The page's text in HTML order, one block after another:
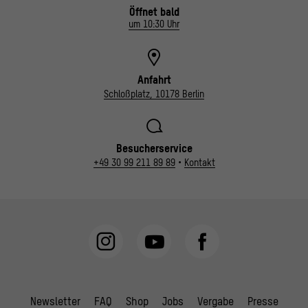
Öffnet bald
um 10:30 Uhr
Anfahrt
Schloßplatz, 10178 Berlin
Besucherservice
+49 30 99 211 89 89• Kontakt
Newsletter FAQ Shop Jobs Vergabe Presse